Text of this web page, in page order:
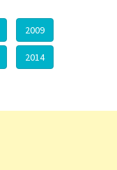
2009
2014